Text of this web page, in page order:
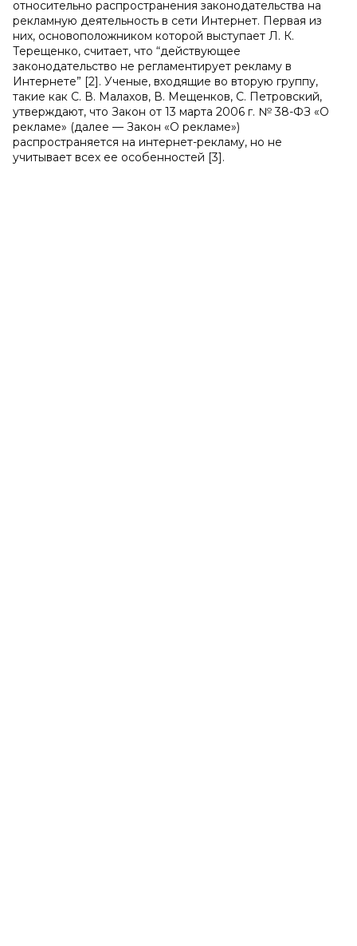
относительно распространения законодательства на
рекламную деятельность в сети Интернет. Первая из
них, основоположником которой выступает Л. К.
Терещенко, считает, что “действующее
законодательство не регламентирует рекламу в
Интернете” [2]. Ученые, входящие во вторую группу,
такие как С. В. Малахов, В. Мещенков, С. Петровский,
утверждают, что Закон от 13 марта 2006 г. № 38-ФЗ «О
рекламе» (далее — Закон «О рекламе»)
распространяется на интернет-рекламу, но не
учитывает всех ее особенностей [3].